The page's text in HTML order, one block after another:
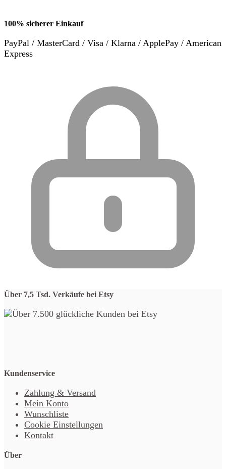
100% sicherer Einkauf
PayPal / MasterCard / Visa / Klarna / ApplePay / American
Express
Über 7,5 Tsd. Verkäufe bei Etsy
Kundenservice
Zahlung & Versand
Mein Konto
Wunschliste
Cookie Einstellungen
Kontakt
Über